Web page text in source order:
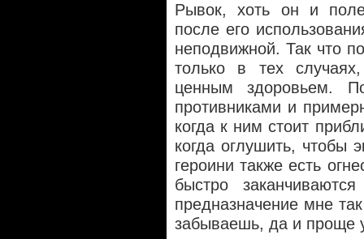
Рывок, хоть он и
после его
неподвижной. Так что
только в тех
ценным здоровьем.
противниками и
когда к ним стоит
когда оглушить, чтобы
героини также есть
быстро
предназначение мне
забываешь, да и проще